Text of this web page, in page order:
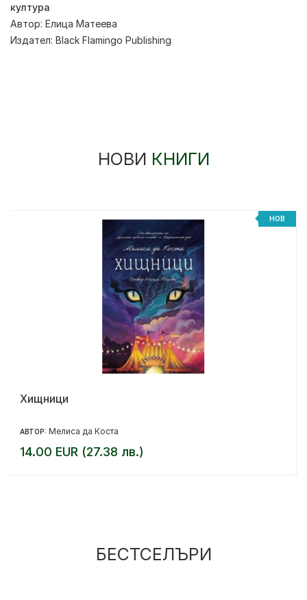
култура
Автор: Елица Матеева
Издател: Black Flamingo Publishing
НОВИ КНИГИ
НОВ
Хищници
АВТОР: Мелиса да Коста
14.00 EUR (27.38 лв.)
БЕСТСЕЛЪРИ